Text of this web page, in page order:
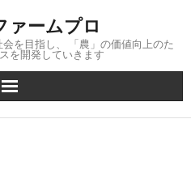
ァームプロ
を目指し、 「農」の価値向上のた
を開発していきます